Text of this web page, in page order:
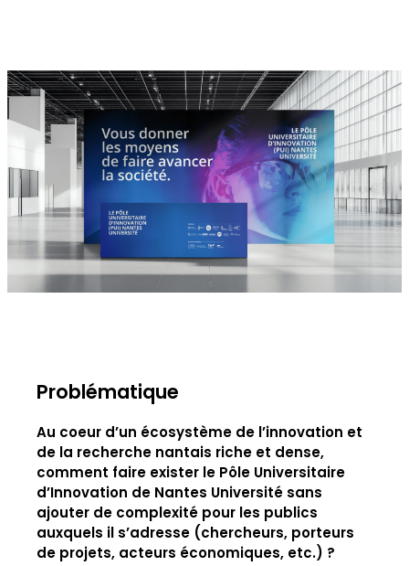
Problématique
Au coeur d’un écosystème de l’innovation et
de la recherche nantais riche et dense,
comment faire exister le Pôle Universitaire
d’Innovation de Nantes Université sans
ajouter de complexité pour les publics
auxquels il s’adresse (chercheurs, porteurs
de projets, acteurs économiques, etc.) ?